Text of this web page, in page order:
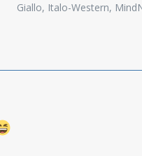
Giallo, Italo-Western,